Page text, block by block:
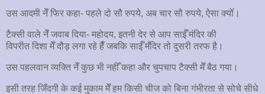
उस आदमी नेँ फिर कहा- पहले दो सौ रुपये, अब चार सौ रुपये, ऐसा क्योँ।
टैक्सी वाले नेँ जवाब दिया- महोदय, इतनी देर से आप साईँ मंदिर की
विपरीत दिशा मेँ दौड़ लगा रहे हैँ जबकि साईँ मँदिर तो दुसरी तरफ है।
उस पहलवान व्यक्ति नेँ कुछ भी नहीँ कहा और चुपचाप टैक्सी मेँ बैठ गया।
इसी तरह जिँदगी के कई मुकाम मेँ हम किसी चीज को बिना गंभीरता से सोचे सीधे